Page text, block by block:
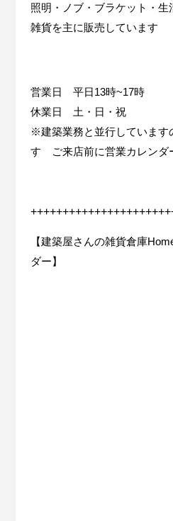
照明・ノブ・ブラケット・
雑貨を主に販売しています
営業日 平日13時~17時
休業日 土・日・祝
※建築業務と並行しています
す ご来店前に営業カレンダ
【建築屋さんの雑貨倉庫
ダー】